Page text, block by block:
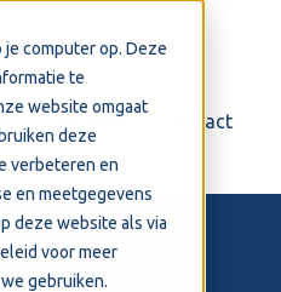
computer op. Deze
te
website omgaat
deze
verbeteren en
en meetgegevens
deze website als via
voor meer
gebruiken.
Support Contact